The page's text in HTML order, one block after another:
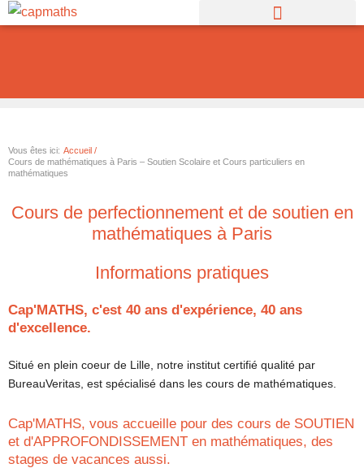
Aller
au
Vous êtes ici: Accueil /
Cours de mathématiques à Paris – Soutien Scolaire et Cours particuliers en
mathématiques
Cours de perfectionnement et de soutien en
mathématiques à Paris
Informations pratiques
Cap'MATHS, c'est 40 ans d'expérience, 40 ans
d'excellence.
Situé en plein coeur de Lille, notre institut certifié qualité par
BureauVeritas, est spécialisé dans les cours de mathématiques.
Cap'MATHS, vous accueille pour des cours de SOUTIEN
et d'APPROFONDISSEMENT en mathématiques, des
stages de vacances aussi.